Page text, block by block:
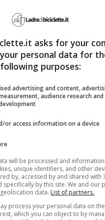
da 48 megapixel.
–Gli obiettivi
Pro offrono una grande
composizione
con una
è eccellente per le
di avvicinarsi
e catturare dettagli
inquadrare la tavola
di piatti, l’obiettivo da
per scatti di piatti
asks for your
personal data for
following purposes:
advertising and content,
audience research and
or access information on a device
will be processed and
unique identifiers, and other
by, accessed by and shared with
specifically by this site. We and our
data. List of partners.
process your personal data on
which you can object to by